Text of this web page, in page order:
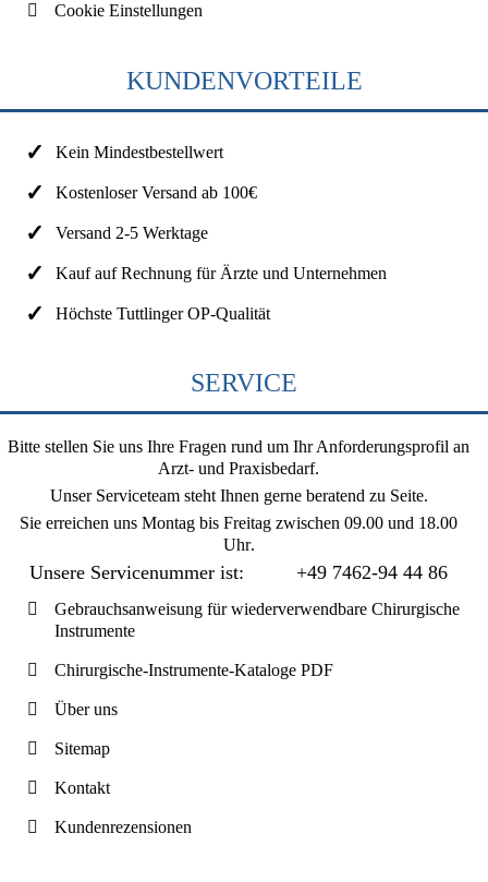
Cookie Einstellungen
KUNDENVORTEILE
Kein Mindestbestellwert
Kostenloser Versand ab 100€
Versand 2-5 Werktage
Kauf auf Rechnung für Ärzte und Unternehmen
Höchste Tuttlinger OP-Qualität
SERVICE
Bitte stellen Sie uns Ihre Fragen rund um Ihr Anforderungsprofil an
Arzt- und Praxisbedarf.
Unser Serviceteam steht Ihnen gerne beratend zu Seite.
Sie erreichen uns Montag bis Freitag zwischen 09.00 und 18.00
Uhr.
Unsere Servicenummer ist: +49 7462-94 44 86
Gebrauchsanweisung für wiederverwendbare Chirurgische
Instrumente
Chirurgische-Instrumente-Kataloge PDF
Über uns
Sitemap
Kontakt
Kundenrezensionen